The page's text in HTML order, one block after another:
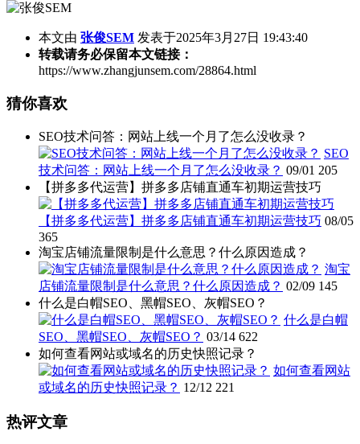
本文由 张俊SEM 发表于2025年3月27日 19:43:40
转载请务必保留本文链接：
https://www.zhangjunsem.com/28864.html
猜你喜欢
SEO技术问答：网站上线一个月了怎么没收录？
SEO
技术问答：网站上线一个月了怎么没收录？ 09/01 205
【拼多多代运营】拼多多店铺直通车初期运营技巧
【拼多多代运营】拼多多店铺直通车初期运营技巧 08/05
365
淘宝店铺流量限制是什么意思？什么原因造成？
淘宝
店铺流量限制是什么意思？什么原因造成？ 02/09 145
什么是白帽SEO、黑帽SEO、灰帽SEO？
什么是白帽
SEO、黑帽SEO、灰帽SEO？ 03/14 622
如何查看网站或域名的历史快照记录？
如何查看网站
或域名的历史快照记录？ 12/12 221
热评文章